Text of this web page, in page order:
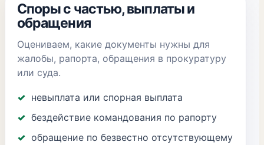
Споры с частью, выплаты и
обращения
Оцениваем, какие документы нужны для
жалобы, рапорта, обращения в прокуратуру
или суда.
невыплата или спорная выплата
бездействие командования по рапорту
обращение по безвестно отсутствующему